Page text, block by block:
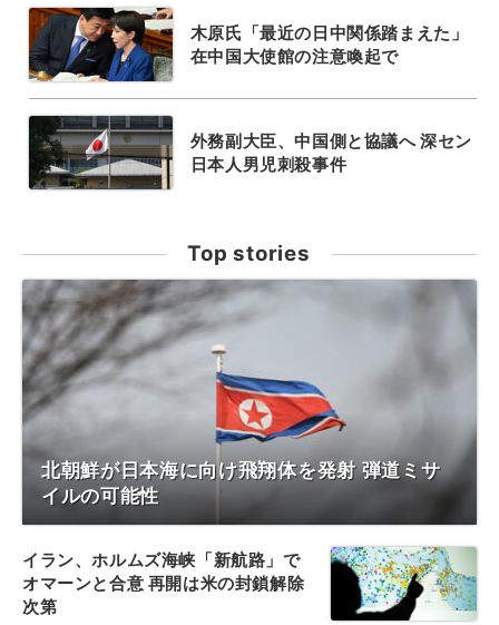
木原氏「最近の日中関係踏まえた」
在中国大使館の注意喚起で
外務副大臣、中国側と協議へ 深セン
日本人男児刺殺事件
Top stories
北朝鮮が日本海に向け飛翔体を発射 弾道ミサ
イルの可能性
イラン、ホルムズ海峡「新航路」で
オマーンと合意 再開は米の封鎖解除
次第